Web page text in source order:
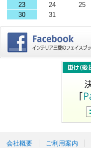
23
24 25
30
31
会社概要 ご利用案内